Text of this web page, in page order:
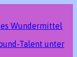
Wundermittel
Talent unter